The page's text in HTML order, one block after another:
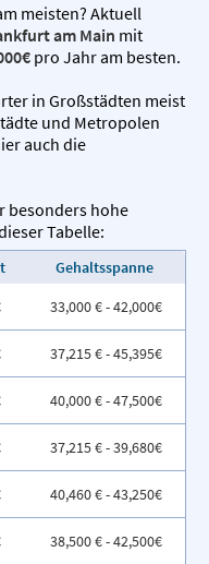
meisten? Aktuell
am Main mit
pro Jahr am besten.
in Großstädten meist
und Metropolen
auch die
besonders hohe
Tabelle:
Gehaltsspanne
33,000 € - 42,000€
37,215 € - 45,395€
40,000 € - 47,500€
37,215 € - 39,680€
40,460 € - 43,250€
38,500 € - 42,500€